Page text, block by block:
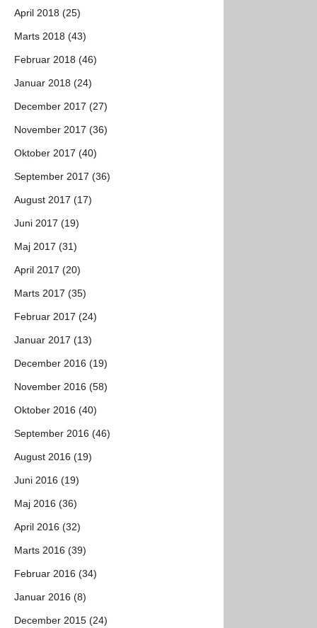
April 2018 (25)
Marts 2018 (43)
Februar 2018 (46)
Januar 2018 (24)
December 2017 (27)
November 2017 (36)
Oktober 2017 (40)
September 2017 (36)
August 2017 (17)
Juni 2017 (19)
Maj 2017 (31)
April 2017 (20)
Marts 2017 (35)
Februar 2017 (24)
Januar 2017 (13)
December 2016 (19)
November 2016 (58)
Oktober 2016 (40)
September 2016 (46)
August 2016 (19)
Juni 2016 (19)
Maj 2016 (36)
April 2016 (32)
Marts 2016 (39)
Februar 2016 (34)
Januar 2016 (8)
December 2015 (24)